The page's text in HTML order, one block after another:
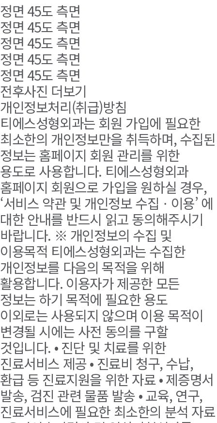
정면 45도 측면
정면 45도 측면
정면 45도 측면
정면 45도 측면
정면 45도 측면
전후사진 더보기
개인정보처리(취급)방침
티에스성형외과는 회원 가입에 필요한
최소한의 개인정보만을 취득하며, 수집된
정보는 홈페이지 회원 관리를 위한
용도로 사용합니다. 티에스성형외과
홈페이지 회원으로 가입을 원하실 경우,
‘서비스 약관 및 개인정보 수집ㆍ이용’ 에
대한 안내를 반드시 읽고 동의해주시기
바랍니다. ※ 개인정보의 수집 및
이용목적 티에스성형외과는 수집한
개인정보를 다음의 목적을 위해
활용합니다. 이용자가 제공한 모든
정보는 하기 목적에 필요한 용도
이외로는 사용되지 않으며 이용 목적이
변경될 시에는 사전 동의를 구할
것입니다. • 진단 및 치료를 위한
진료서비스 제공 • 진료비 청구, 수납,
환급 등 진료지원을 위한 자료 • 제증명서
발송, 검진 관련 물품 발송 • 교육, 연구,
진료서비스에 필요한 최소한의 분석 자료